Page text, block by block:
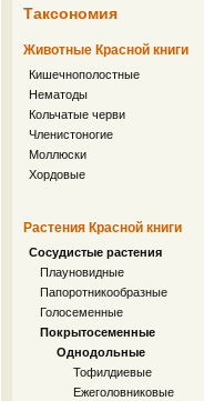
Таксономия
Животные Красной книги
Кишечнополостные
Нематоды
Кольчатые черви
Членистоногие
Моллюски
Хордовые
Растения Красной книги
Сосудистые растения
Плауновидные
Папоротникообразные
Голосеменные
Покрытосеменные
Однодольные
Тофилдиевые
Ежеголовниковые